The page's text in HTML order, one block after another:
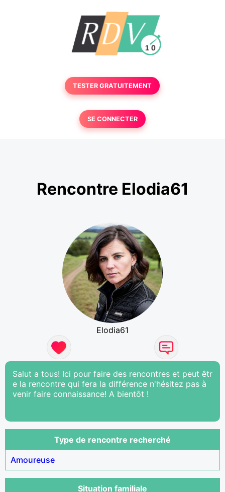
TESTER GRATUITEMENT
SE CONNECTER
Rencontre Elodia61
Elodia61
Salut a tous! Ici pour faire des rencontres et peut êtr
e la rencontre qui fera la différence n'hésitez pas à
venir faire connaissance! A bientôt !
Type de rencontre recherché
Amoureuse
Situation familiale